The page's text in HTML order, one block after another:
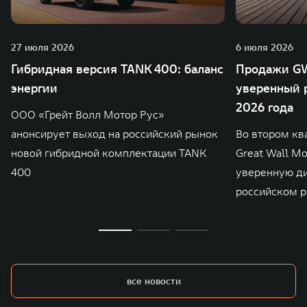
27 июля 2026
Гибридная версия TANK 400: баланс
энергии
ООО «Грейт Волл Мотор Рус»
анонсирует выход на российский рынок
новой гибридной комплектации TANK
400
6 июля 2026
Продажи
уверенный
2026 года
Во втором
Great Wall
уверенную
российском
все новости